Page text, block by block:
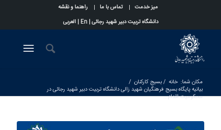
میز خدمت تماس با ما
راهنما و نقشه
دانشگاه تربیت دبیر شهید رجائی |En
|العربی
مکان شما: خانه /بسیج کارکنان /
بیانیه پایگاه بسیج فرهنگیان شهيد زالی دانشگاه تربیت دبیر شهید رجائی در
محکومیت اقدام...